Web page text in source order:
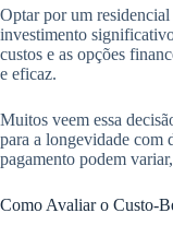
Optar por um
investimento
custos e as opções
e eficaz.
Muitos veem essa
para a longevidade com
pagamento podem
Como Avaliar o Custo-